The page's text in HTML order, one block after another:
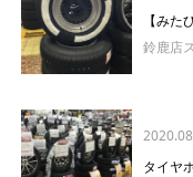
【みた
鈴鹿店
タイヤ